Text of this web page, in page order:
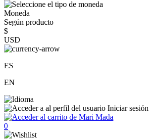
Moneda
Según producto
$
USD
ES
EN
Iniciar sesión
0